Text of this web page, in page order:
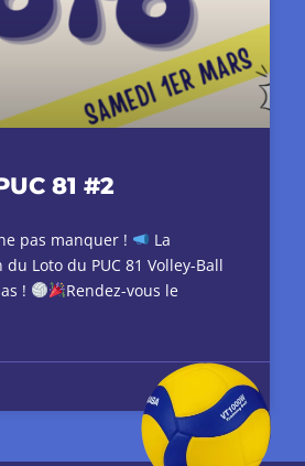
81 #2
pas manquer !
La
Loto du PUC 81 Volley-Ball
!
Rendez-vous le